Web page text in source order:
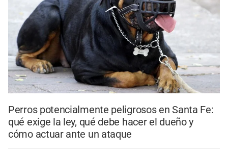
Perros potencialmente peligrosos en Santa Fe:
qué exige la ley, qué debe hacer el dueño y
cómo actuar ante un ataque